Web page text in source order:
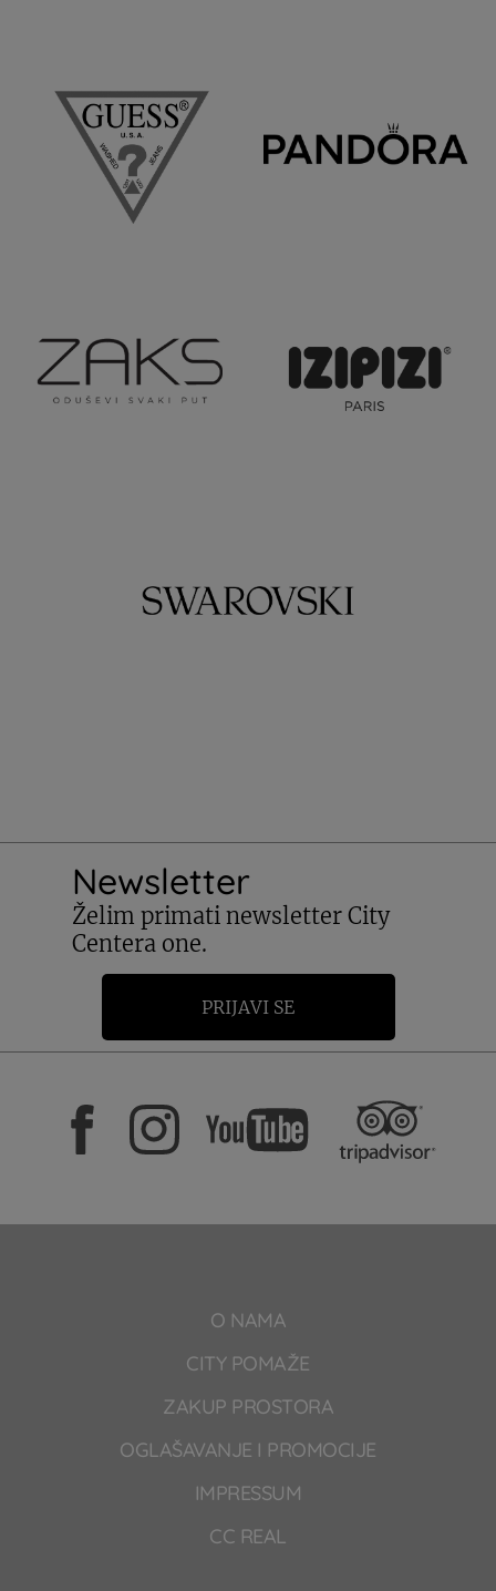
Newsletter
Želim primati newsletter City
Centera one.
PRIJAVI SE
O NAMA
CITY POMAŽE
ZAKUP PROSTORA
OGLAŠAVANJE I PROMOCIJE
IMPRESSUM
CC REAL